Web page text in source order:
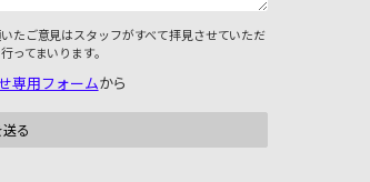
たご意見はスタッフがすべて拝見させていただ
ってまいります。
専用フォームから